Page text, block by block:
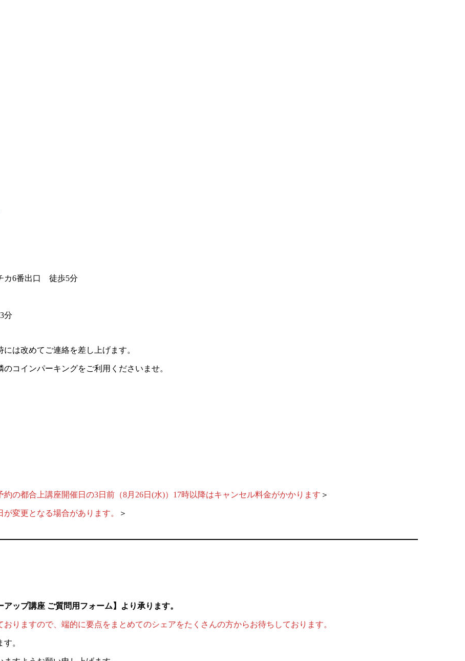
カ6番出口 徒歩5分
分
は改めてご連絡を差し上げます。
コインパーキングをご利用くださいませ。
の都合上講座開催日の3日前（8月26日(水)）17時以降はキャンセル料金がかかります ＞
変更となる場合があります。 ＞
ップ講座 ご質問用フォーム】より承ります。
りますので、端的に要点をまとめてのシェアをたくさんの方からお待ちしております。
。